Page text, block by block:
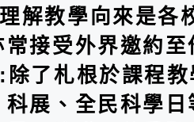
解教學向來是各
接受外界邀約
除了札根於課程
展、全民科學